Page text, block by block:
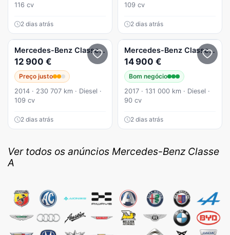
116 cv
2 dias atrás
109 cv
2 dias atrás
Mercedes-Benz Classe A A 180 CDI (BlueEFFICIENCY) Urban
12 900 €
Preço justo
2014 · 230 707 km · Diesel ·
109 cv
2 dias atrás
Mercedes-Benz Classe A
14 900 €
Bom negócio
2017 · 131 000 km · Diesel ·
90 cv
2 dias atrás
Ver todos os anúncios Mercedes-Benz Classe
A